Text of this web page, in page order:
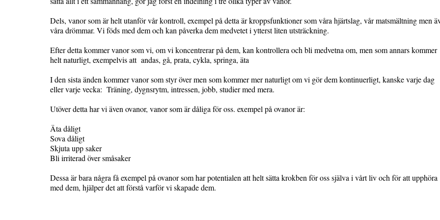
Dels, vanor som är helt utanför vår kontroll, exempel på detta är kroppsfunktioner som våra hjärtslag, vår matsmältning men
våra drömmar. Vi föds med dem och kan påverka dem medvetet i ytterst liten utsträckning.
Efter detta kommer vanor som vi, om vi koncentrerar på dem, kan kontrollera och bli medvetna om, men som annars kommer
helt naturligt, exempelvis att andas, gå, prata, cykla, springa, äta
I den sista änden kommer vanor som styr över men som kommer mer naturligt om vi gör dem kontinuerligt, kanske varje dag
eller varje vecka: Träning, dygnsrytm, intressen, jobb, studier med mera.
Utöver detta har vi även ovanor, vanor som är dåliga för oss. exempel på ovanor är:
Äta dåligt
Sova dåligt
Skjuta upp saker
Bli irriterad över småsaker
Dessa är bara några få exempel på ovanor som har potentialen att helt sätta krokben för oss själva i vårt liv och för att upphöra
med dem, hjälper det att förstå varför vi skapade dem.